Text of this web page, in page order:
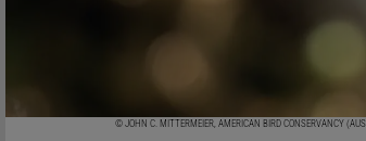
© JOHN C. MITTERMEIER, AMERICAN BIRD CONSERVANCY